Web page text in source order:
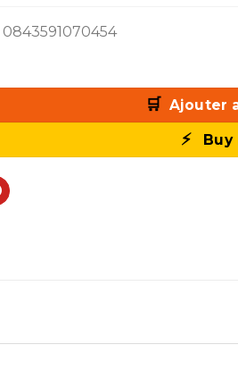
0843591070454
Vengeance LPX Series
Ajouter
Buy